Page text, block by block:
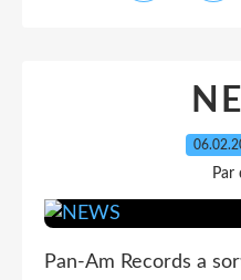
Par
Pan-Am Records a